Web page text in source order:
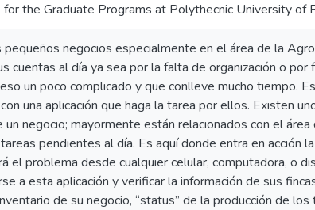
the Graduate Programs at Polythecnic University of
pequeños negocios especialmente en el área de la
cuentas al día ya sea por la falta de organización o por
un poco complicado y que conlleve mucho tiempo.
una aplicación que haga la tarea por ellos. Existen
un negocio; mayormente están relacionados con el
pendientes al día. Es aquí donde entra en acción
el problema desde cualquier celular, computadora, o
a esta aplicación y verificar la información de sus
de su negocio, “status” de la producción de